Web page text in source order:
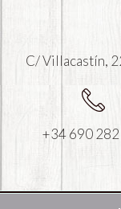
C/ Villacastín,
+34 690 282